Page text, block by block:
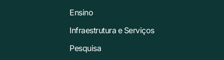
Ensino
Infraestrutura e Serviços
Pesquisa